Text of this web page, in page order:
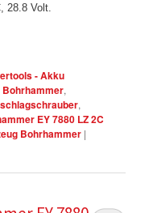
28.8 Volt.
- Akku
,
,
EY 7880 LZ 2C
Bohrhammer |